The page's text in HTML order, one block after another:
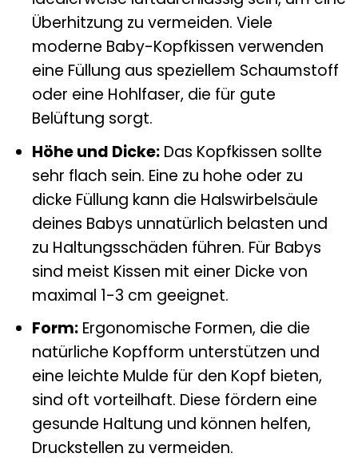
Überhitzung zu vermeiden. Viele
moderne Baby-Kopfkissen verwenden
eine Füllung aus speziellem Schaumstoff
oder eine Hohlfaser, die für gute
Belüftung sorgt.
Höhe und Dicke:Das Kopfkissen sollte
sehr flach sein. Eine zu hohe oder zu
dicke Füllung kann die Halswirbelsäule
deines Babys unnatürlich belasten und
zu Haltungsschäden führen. Für Babys
sind meist Kissen mit einer Dicke von
maximal 1-3 cm geeignet.
Form:Ergonomische Formen, die die
natürliche Kopfform unterstützen und
eine leichte Mulde für den Kopf bieten,
sind oft vorteilhaft. Diese fördern eine
gesunde Haltung und können helfen,
Druckstellen zu vermeiden.